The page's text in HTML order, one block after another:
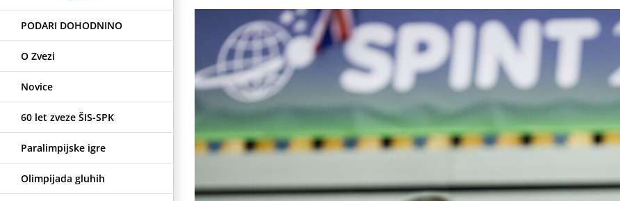
PODARI DOHODNINO
O Zvezi
Novice
60 let zveze ŠIS-SPK
Paralimpijske igre
Olimpijada gluhih
Larger
Image